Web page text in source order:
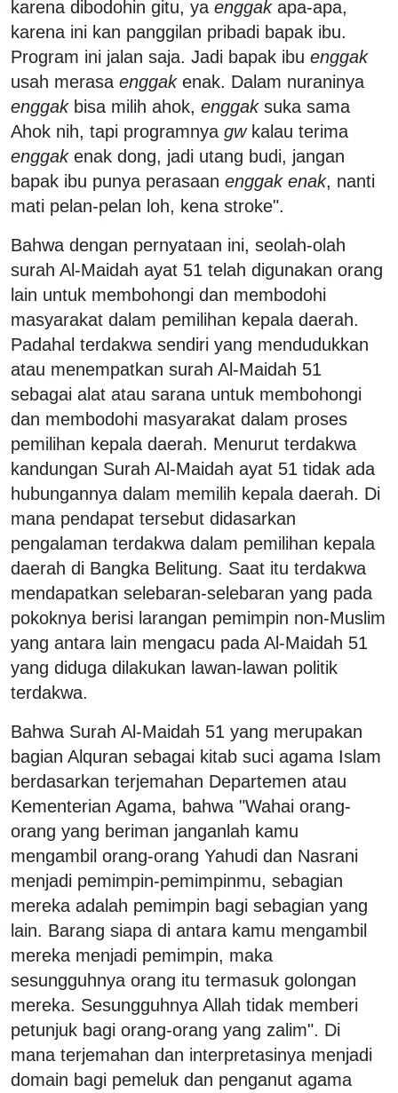
karena dibodohin gitu, ya enggakapa-apa,
karena ini kan panggilan pribadi bapak ibu.
Program ini jalan saja. Jadi bapak ibu enggak
usah merasa enggakenak. Dalam nuraninya
enggakbisa milih ahok, enggaksuka sama
Ahok nih, tapi programnya gwkalau terima
enggakenak dong, jadi utang budi, jangan
bapak ibu punya perasaan enggak enak, nanti
mati pelan-pelan loh, kena stroke".
Bahwa dengan pernyataan ini, seolah-olah
surah Al-Maidah ayat 51 telah digunakan orang
lain untuk membohongi dan membodohi
masyarakat dalam pemilihan kepala daerah.
Padahal terdakwa sendiri yang mendudukkan
atau menempatkan surah Al-Maidah 51
sebagai alat atau sarana untuk membohongi
dan membodohi masyarakat dalam proses
pemilihan kepala daerah. Menurut terdakwa
kandungan Surah Al-Maidah ayat 51 tidak ada
hubungannya dalam memilih kepala daerah. Di
mana pendapat tersebut didasarkan
pengalaman terdakwa dalam pemilihan kepala
daerah di Bangka Belitung. Saat itu terdakwa
mendapatkan selebaran-selebaran yang pada
pokoknya berisi larangan pemimpin non-Muslim
yang antara lain mengacu pada Al-Maidah 51
yang diduga dilakukan lawan-lawan politik
terdakwa.
Bahwa Surah Al-Maidah 51 yang merupakan
bagian Alquran sebagai kitab suci agama Islam
berdasarkan terjemahan Departemen atau
Kementerian Agama, bahwa "Wahai orang-
orang yang beriman janganlah kamu
mengambil orang-orang Yahudi dan Nasrani
menjadi pemimpin-pemimpinmu, sebagian
mereka adalah pemimpin bagi sebagian yang
lain. Barang siapa di antara kamu mengambil
mereka menjadi pemimpin, maka
sesungguhnya orang itu termasuk golongan
mereka. Sesungguhnya Allah tidak memberi
petunjuk bagi orang-orang yang zalim". Di
mana terjemahan dan interpretasinya menjadi
domain bagi pemeluk dan penganut agama